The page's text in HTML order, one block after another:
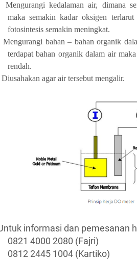
Mengurangi kedalaman air, dimana
maka semakin kadar oksigen
fotosintesis semakin meningkat.
Mengurangi bahan – bahan organik
terdapat bahan organik dalam air
rendah.
Diusahakan agar air tersebut mengalir.
informasi dan pemesanan
0821 4000 2080 (Fajri)
0812 2445 1004 (Kartiko)